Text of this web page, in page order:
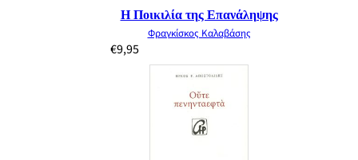
Η Ποικιλία της Επανάληψης
Φραγκίσκος Καλαβάσης
€9,95